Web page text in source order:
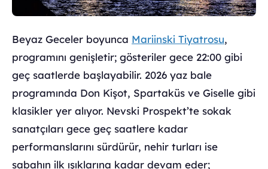
Beyaz Geceler boyunca Mariinski Tiyatrosu,
programını genişletir; gösteriler gece 22:00 gibi
geç saatlerde başlayabilir. 2026 yaz bale
programında Don Kişot, Spartaküs ve Giselle gibi
klasikler yer alıyor. Nevski Prospekt’te sokak
sanatçıları gece geç saatlere kadar
performanslarını sürdürür, nehir turları ise
sabahın ilk ışıklarına kadar devam eder;